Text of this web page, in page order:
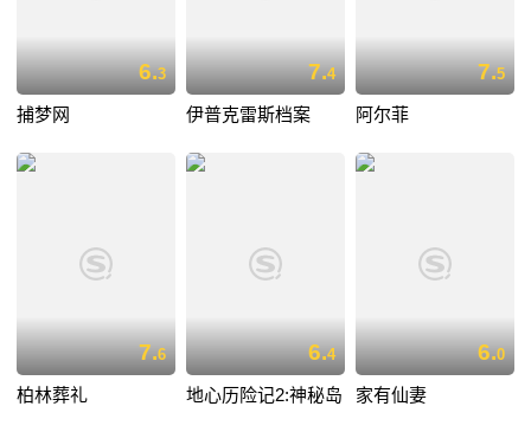
6.3
捕梦网
7.4
伊普克雷斯档案
7.5
阿尔菲
7.6
柏林葬礼
6.4
地心历险记2:神秘岛
6.0
家有仙妻